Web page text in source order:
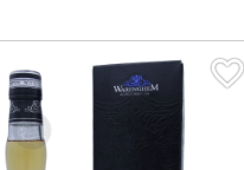
favorite_border
favorite_border